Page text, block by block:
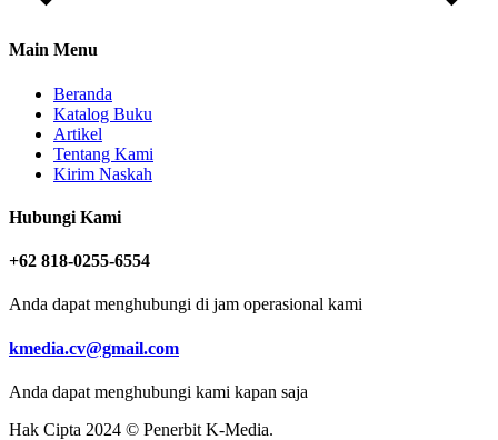
Main Menu
Beranda
Katalog Buku
Artikel
Tentang Kami
Kirim Naskah
Hubungi Kami
+62 818-0255-6554
Anda dapat menghubungi di jam operasional kami
kmedia.cv@gmail.com
Anda dapat menghubungi kami kapan saja
Hak Cipta 2024 © Penerbit K-Media.